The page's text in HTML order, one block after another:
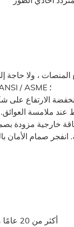
تصميم ثقيل 600-1500 كجم ؛ تلبية معايير EN1570 ومعايير السلامة ANSI / ASME ؛
خارجية مزودة
أكثر من 20 عامًا من الخبرة المهنية في خط الطلاء الكهربائي وصناعة مناولة المواد ؛